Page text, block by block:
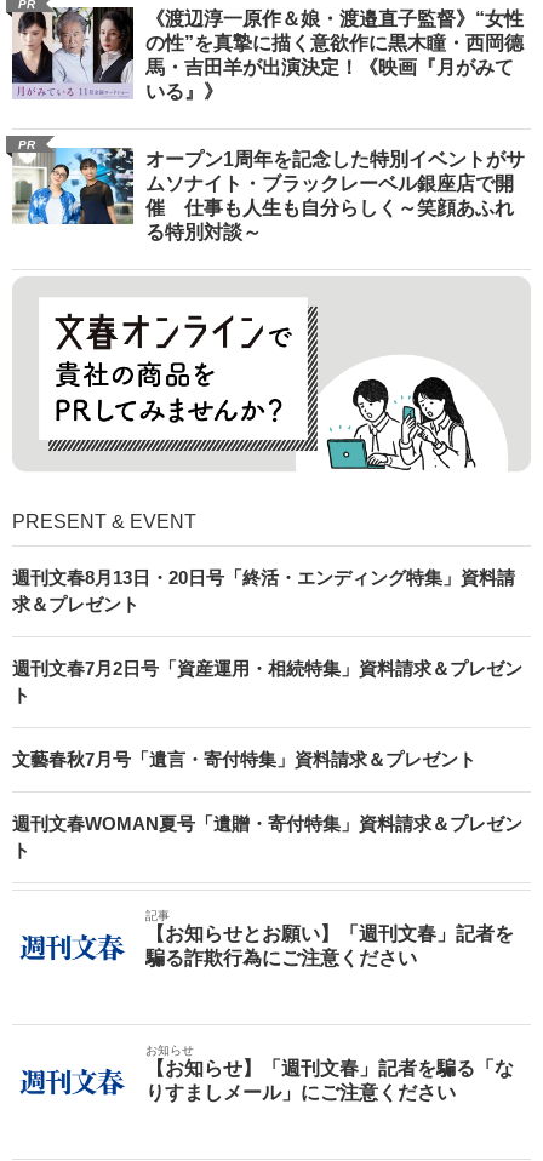
PR
《渡辺淳一原作＆娘・渡邉直子監督》“女性
の性”を真摯に描く意欲作に黒木瞳・西岡德
馬・吉田羊が出演決定！《映画『月がみて
いる』》
PR
オープン1周年を記念した特別イベントがサ
ムソナイト・ブラックレーベル銀座店で開
催 仕事も人生も自分らしく～笑顔あふれ
る特別対談～
PRESENT & EVENT
週刊文春8月13日・20日号「終活・エンディング特集」資料請
求＆プレゼント
週刊文春7月2日号「資産運用・相続特集」資料請求＆プレゼン
ト
文藝春秋7月号「遺言・寄付特集」資料請求＆プレゼント
週刊文春WOMAN夏号「遺贈・寄付特集」資料請求＆プレゼン
ト
記事
【お知らせとお願い】「週刊文春」記者を
騙る詐欺行為にご注意ください
お知らせ
【お知らせ】「週刊文春」記者を騙る「な
りすましメール」にご注意ください